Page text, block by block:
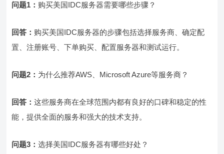
问题1： 购买美国IDC服务器需要哪些步骤？
回答： 购买美国IDC服务器的步骤包括选择服务商、确定配
置、注册账号、下单购买、配置服务器和测试运行。
问题2： 为什么推荐AWS、Microsoft Azure等服务商？
回答：这些服务商在全球范围内都有良好的口碑和稳定的性
能，提供全面的服务和强大的技术支持。
问题3：选择美国IDC服务器有哪些好处？